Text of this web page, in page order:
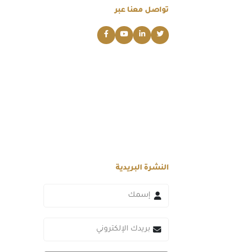
تواصل معنا عبر
النشرة البريدية